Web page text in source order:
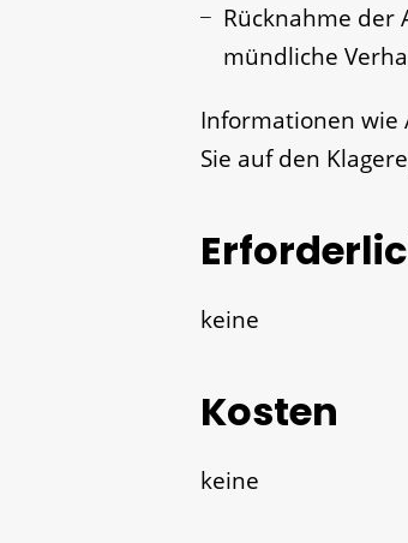
Rücknahme der
mündliche
Informationen wie
Sie auf den
keine
Kosten
keine